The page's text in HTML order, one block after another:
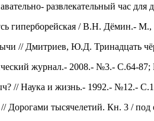
развлекательный час
/ В.Н. Дёмин.- М.,
// Дмитриев, Ю.Д. Тринадцать
журнал.- 2008.- №3.- С.64-
// Наука и жизнь.- 1992.- №12.-
Дорогами тысячелетий. Кн. 3 /